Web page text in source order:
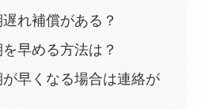
れ補償がある？
早める方法は？
早くなる場合は連絡が